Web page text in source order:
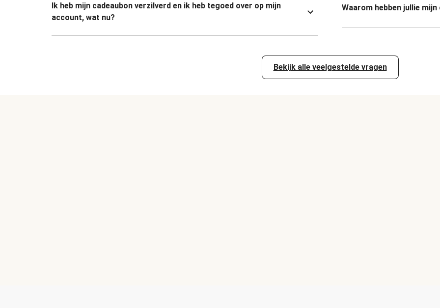
Ik heb mijn cadeaubon verzilverd en ik heb tegoed over op mijn
account, wat nu?
Waarom hebben jullie
Bekijk alle veelgestelde vragen